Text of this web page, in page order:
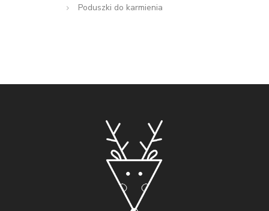
Poduszki do karmienia